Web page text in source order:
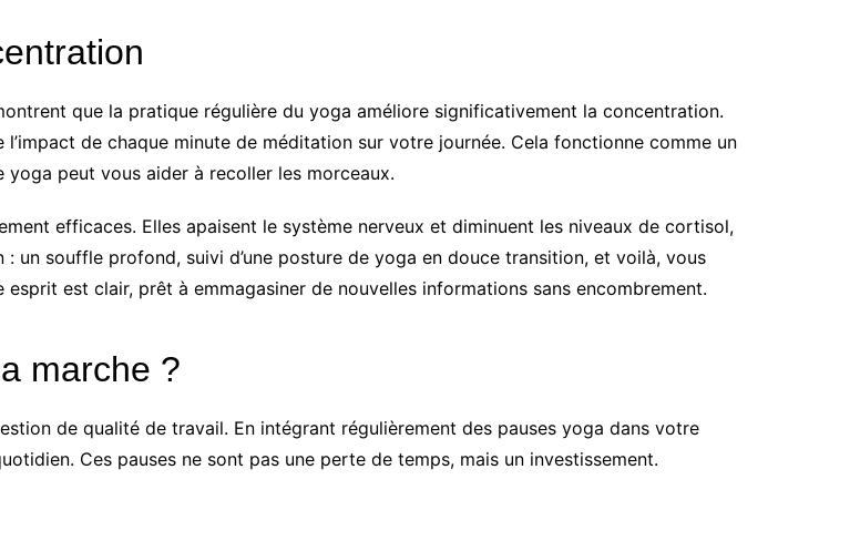
que la pratique régulière du yoga améliore significativement la concentration.
de chaque minute de méditation sur votre journée. Cela fonctionne comme un
yoga peut vous aider à recoller les morceaux.
efficaces. Elles apaisent le système nerveux et diminuent les niveaux de cortisol,
: un souffle profond, suivi d’une posture de yoga en douce transition, et voilà, vous
est clair, prêt à emmagasiner de nouvelles informations sans encombrement.
marche ?
de qualité de travail. En intégrant régulièrement des pauses yoga dans votre
Ces pauses ne sont pas une perte de temps, mais un investissement.